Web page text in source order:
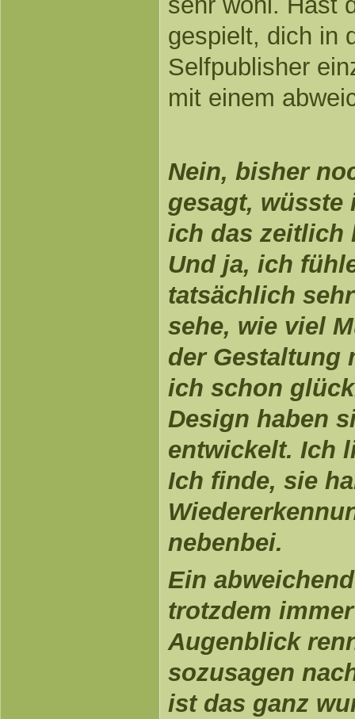
gespielt, dich in
Selfpublisher
mit einem
Nein, bisher
gesagt, wüsste
ich das zeitlich
Und ja, ich
tatsächlich
sehe, wie viel
der Gestaltung
ich schon
Design haben
entwickelt. Ich
Ich finde, sie
nebenbei.
Ein
trotzdem
Augenblick
sozusagen
ist das ganz